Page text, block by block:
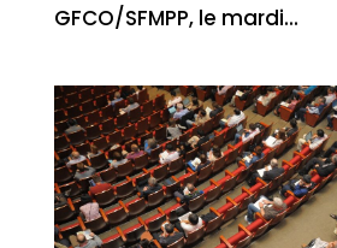
GFCO/SFMPP, le mardi...